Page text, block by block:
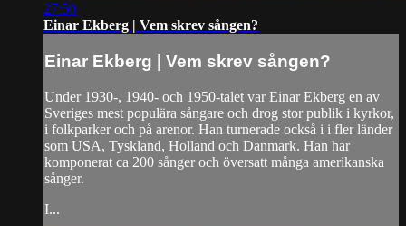
27:50
Einar Ekberg | Vem skrev sången?
Einar Ekberg | Vem skrev sången?
Under 1930-, 1940- och 1950-talet var Einar Ekberg en av
Sveriges mest populära sångare och drog stor publik i kyrkor,
i folkparker och på arenor. Han turnerade också i i fler länder
som USA, Tyskland, Holland och Danmark. Han har
komponerat ca 200 sånger och översatt många amerikanska
sånger.
I...